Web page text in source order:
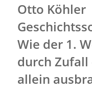
Otto Köhler
Wie der 1.
durch
allein